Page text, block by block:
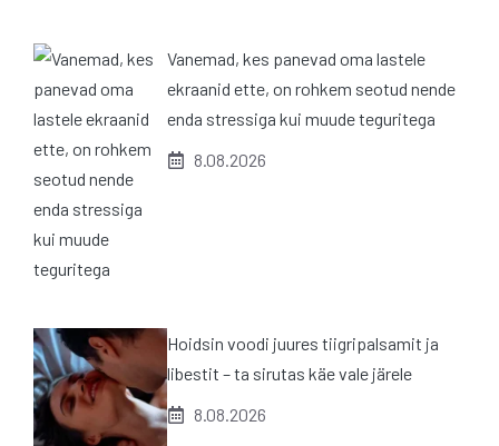
Vanemad, kes panevad oma lastele
ekraanid ette, on rohkem seotud nende
enda stressiga kui muude teguritega
8.08.2026
Hoidsin voodi juures tiigripalsamit ja
libestit – ta sirutas käe vale järele
8.08.2026